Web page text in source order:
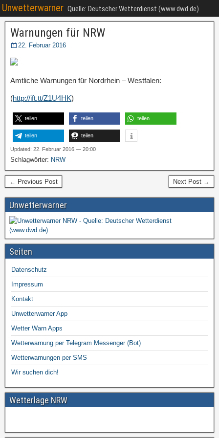
Unwetterwarner Quelle: Deutscher Wetterdienst (www.dwd.de)
Warnungen für NRW
22. Februar 2016
Amtliche Warnungen für Nordrhein – Westfalen:
(http://ift.tt/Z1U4HK)
teilen teilen teilen
teilen teilen
Updated: 22. Februar 2016 — 20:00
Schlagwörter: NRW
← Previous Post Next Post →
Unwetterwarner
Seiten
Datenschutz
Impressum
Kontakt
Unwetterwarner App
Wetter Warn Apps
Wetterwarnung per Telegram Messenger (Bot)
Wetterwarnungen per SMS
Wir suchen dich!
Wetterlage NRW